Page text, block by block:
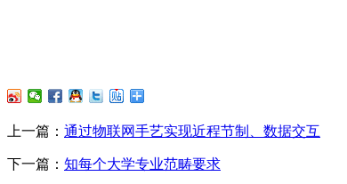
上一篇： 通过物联网手艺实现近程节制、数据交互
下一篇： 知每个大学专业范畴要求